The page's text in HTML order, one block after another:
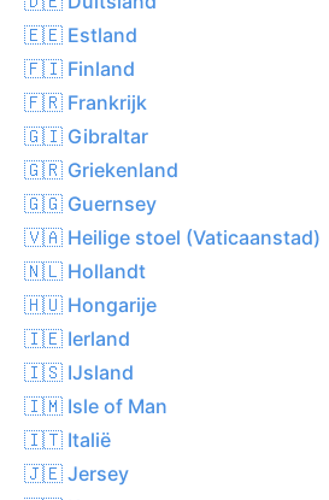
🇪🇪 Estland
🇫🇮 Finland
🇫🇷 Frankrijk
🇬🇮 Gibraltar
🇬🇷 Griekenland
🇬🇬 Guernsey
🇻🇦 Heilige stoel (Vaticaanstad)
🇳🇱 Hollandt
🇭🇺 Hongarije
🇮🇪 Ierland
🇮🇸 IJsland
🇮🇲 Isle of Man
🇮🇹 Italië
🇯🇪 Jersey